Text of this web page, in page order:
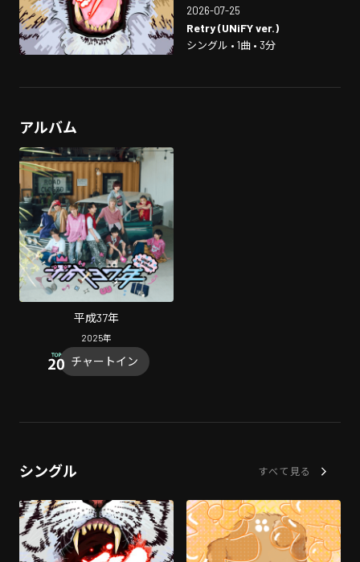
2026-07-25
Retry (UNiFY ver.)
シングル • 1曲 • 3分
アルバム
平成37年
2025年
チャートイン
シングル すべて見る